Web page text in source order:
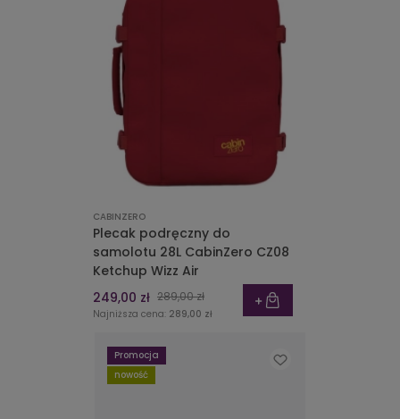
CABINZERO
Plecak podręczny do
samolotu 28L CabinZero CZ08
Ketchup Wizz Air
249,00 zł 289,00 zł
Najniższa cena: 289,00 zł
Promocja
nowość